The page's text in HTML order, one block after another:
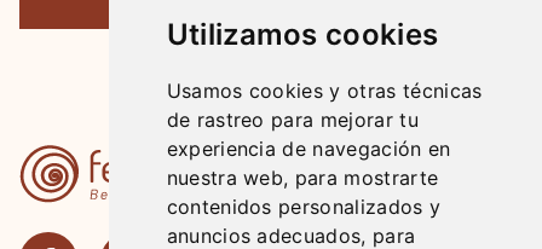
Utilizamos cookies
Usamos cookies y otras técnicas
de rastreo para mejorar tu
experiencia de navegación en
nuestra web, para mostrarte
contenidos personalizados y
anuncios adecuados, para